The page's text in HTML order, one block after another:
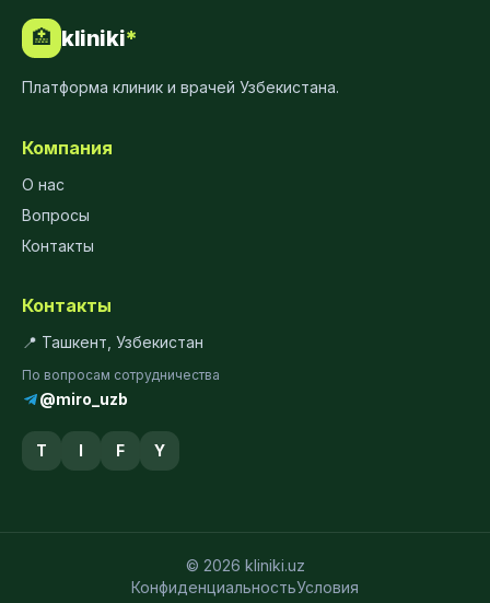
🏥 kliniki*
Платформа клиник и врачей Узбекистана.
Компания
О нас
Вопросы
Контакты
Контакты
📍 Ташкент, Узбекистан
По вопросам сотрудничества
@miro_uzb
T I F Y
© 2026 kliniki.uz
КонфиденциальностьУсловия